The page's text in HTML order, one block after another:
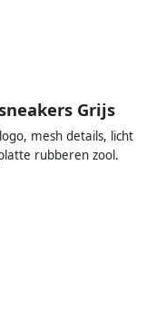
Grijs
mesh details, licht
rubberen zool.